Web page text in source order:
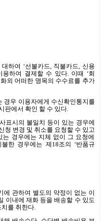
하여 ‘선불카드 직불카드 ,신용
용하여 결제할 수 있다. 이때 ‘회
외 어떠한 명목의 수수료를 추가
경우 이용자에게 수신확인통지를
판에서 확인 할 수 있다
표시의 불일치 등이 있는 경우에
청 변경 및 취소를 요청할 수 있고
경우에는 지체 없이 그 요청에
한 경우에는 제 18조의 ‘반품규
에 관하여 별도의 약정이 없는 이
이내에 재화 등을 배송할 수 있도
치를 취한다.